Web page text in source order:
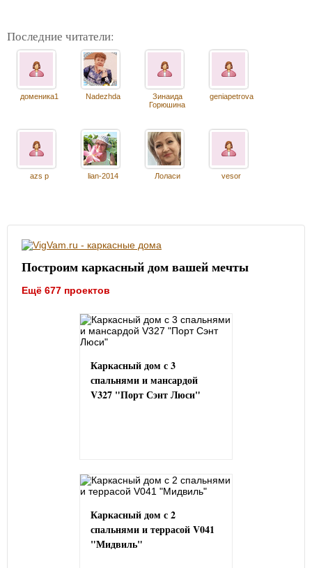
Последние читатели:
доменика1 Nadezhda
Зинаида
Горюшина
geniapetrova
azs p lian-2014 Лоласи vesor
Построим каркасный дом вашей мечты
Ещё 677 проектов
Каркасный дом с 3
спальнями и мансардой
V327 "Порт Сэнт Люси"
Каркасный дом с 2
спальнями и террасой V041
"Мидвиль"